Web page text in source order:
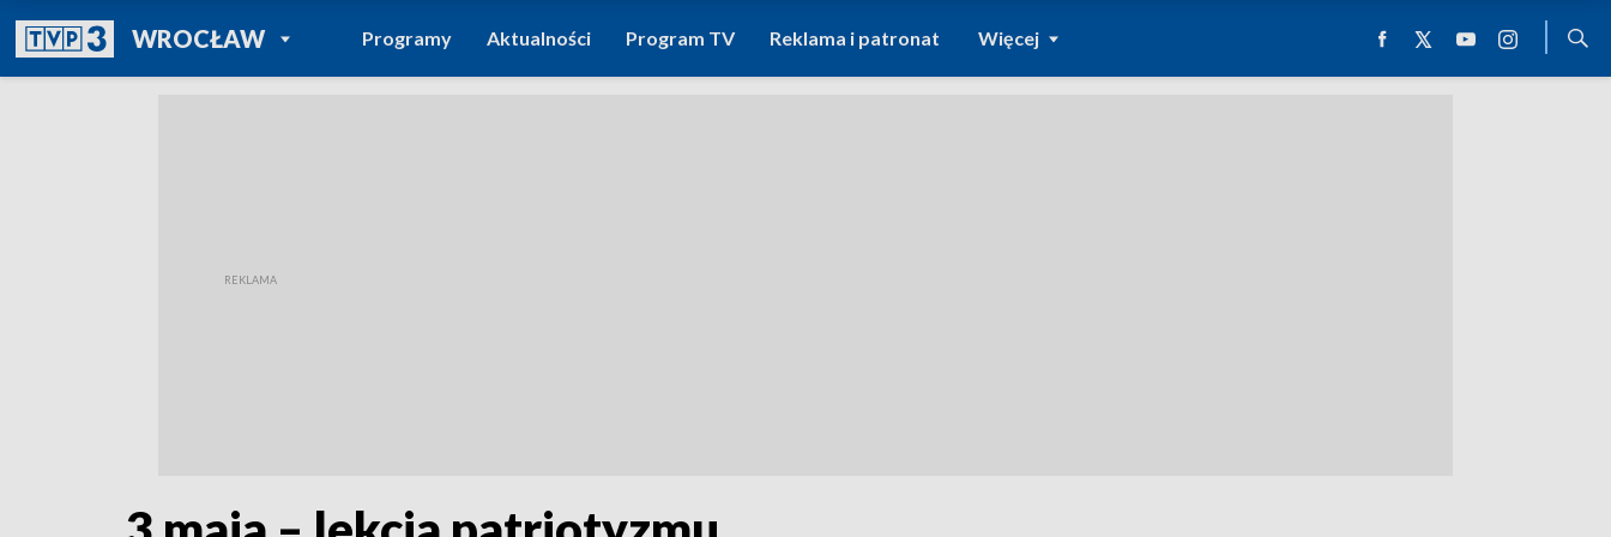
WROCŁAWPOWRÓT DO
TVP REGIONY
Programy Aktualności Program TV Reklama i patronat Więcej